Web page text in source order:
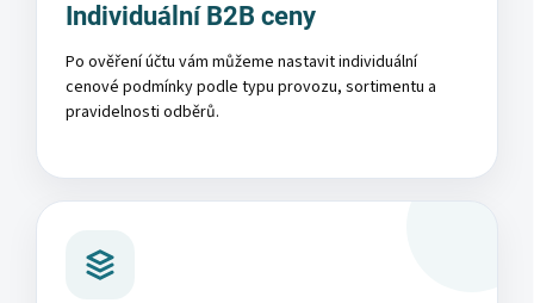
Individuální B2B ceny
Po ověření účtu vám můžeme nastavit individuální
cenové podmínky podle typu provozu, sortimentu a
pravidelnosti odběrů.